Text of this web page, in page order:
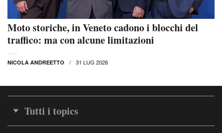
Moto storiche, in Veneto cadono i blocchi del
traffico: ma con alcune limitazioni
NICOLA ANDREETTO 31 LUG 2026
Tutti i topics